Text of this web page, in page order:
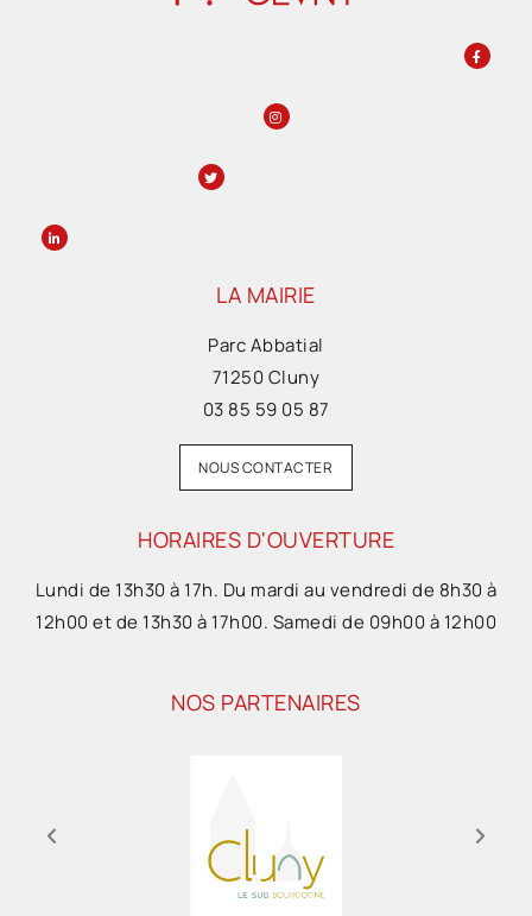
LA MAIRIE
Parc Abbatial
71250 Cluny
03 85 59 05 87
NOUS CONTACTER
HORAIRES D'OUVERTURE
Lundi de 13h30 à 17h. Du mardi au vendredi de 8h30 à
12h00 et de 13h30 à 17h00. Samedi de 09h00 à 12h00
NOS PARTENAIRES